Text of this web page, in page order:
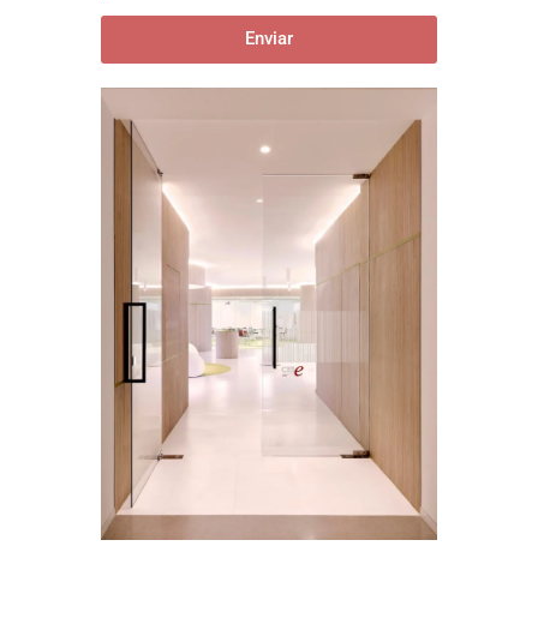
Enviar